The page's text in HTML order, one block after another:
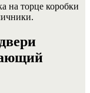
на торце коробки